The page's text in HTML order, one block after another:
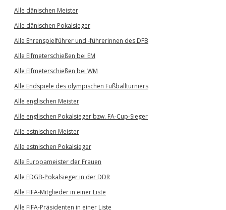
Alle dänischen Meister
Alle dänischen Pokalsieger
Alle Ehrenspielführer und -führerinnen des DFB
Alle Elfmeterschießen bei EM
Alle Elfmeterschießen bei WM
Alle Endspiele des olympischen Fußballturniers
Alle englischen Meister
Alle englischen Pokalsieger bzw. FA-Cup-Sieger
Alle estnischen Meister
Alle estnischen Pokalsieger
Alle Europameister der Frauen
Alle FDGB-Pokalsieger in der DDR
Alle FIFA-Mitglieder in einer Liste
Alle FIFA-Präsidenten in einer Liste